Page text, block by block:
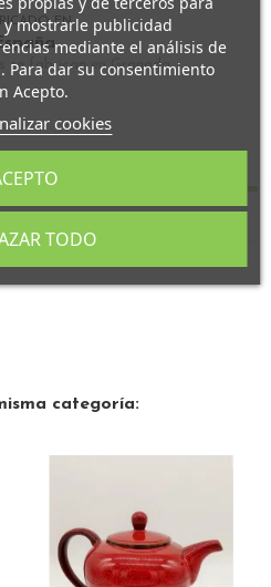
EN
se fabrican en Granada
categoría:
mostrarle publicidad
mediante el análisis de
Para dar su consentimiento
Acepto.
cookies
TODO